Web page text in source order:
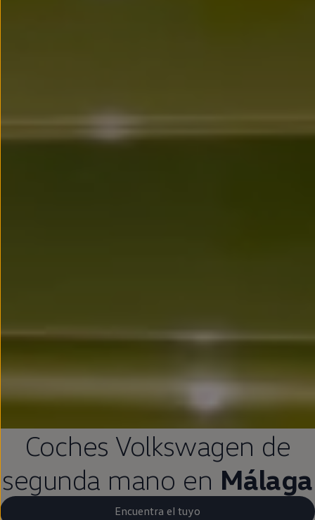
Coches Volkswagen de
segunda mano en Málaga
Encuentra el tuyo